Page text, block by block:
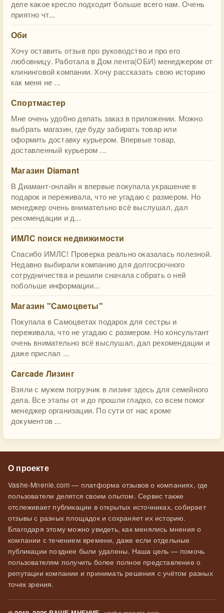
деле какое кресло подходит больше всего нам. Очень
приятно чт...
Оби
Хочу оставить отзыв про руководство и про его
любовницу. Работала в Дом лента(ОБИ) менеджером от
клининговой компании. Хочу рассказать свою историю
как меня не ...
Спортмастер
Мне очень удобно делать заказ в приложении. Можно
выбрать магазин, где буду забирать товар или
оформить доставку курьером. Впервые товар,
доставленный курьером ...
Магазин Diamant
В Диамант-онлайн я впервые покупала украшение в
подарок и переживала, что не угадаю с размером. Но
менеджер очень внимательно всё выслушал, дал
рекомендации и д...
ИМЛС поиск недвижимости
Спасибо ИМЛС! Проверка реально оказалась полезной.
Недавно выбирали компанию для долгосрочного
сотрудничества и решили сначала собрать о ней
побольше информации...
Магазин "Самоцветы"
Покупала в Самоцветах подарок для сестры и
переживала, что не угадаю с размером. Но консультант
очень внимательно всё выслушал, дал рекомендации и
даже прислал ...
Carcade Лизинг
Взяли с мужем погрузчик в лизинг здесь для семейного
дела. Все этапы от и до прошли гладко, со всем помог
менеджер организации. По сути от нас кроме
документов ...
О проекте
Vashe-Mnenie.com — платформа отзывов о компаниях, где
пользователи делятся своим опытом. Сервис также
отслеживает публикации в открытых источниках, собирает
отзывы с разных площадок и сохраняет их историю.
Благодаря этому можно увидеть, как менялись мнения о
компании с течением времени, даже если отдельные
публикации позднее были удалены. Наша цель — помочь
пользователям получить более полное представление о
репутации компании и принимать решения с учётом разных
точек зрения.